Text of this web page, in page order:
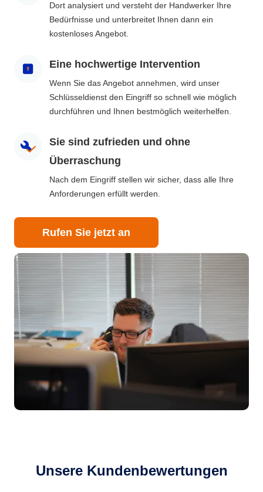
Dort analysiert und versteht der Handwerker Ihre
Bedürfnisse und unterbreitet Ihnen dann ein
kostenloses Angebot.
Eine hochwertige Intervention
Wenn Sie das Angebot annehmen, wird unser
Schlüsseldienst den Eingriff so schnell wie möglich
durchführen und Ihnen bestmöglich weiterhelfen.
Sie sind zufrieden und ohne
Überraschung
Nach dem Eingriff stellen wir sicher, dass alle Ihre
Anforderungen erfüllt werden.
Rufen Sie jetzt an
Unsere Kundenbewertungen